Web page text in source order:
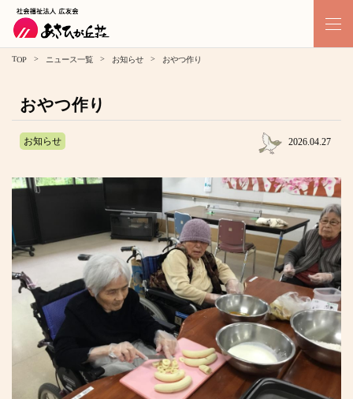
TOP > ニュース一覧 > お知らせ > おやつ作り
おやつ作り
お知らせ 2026.04.27